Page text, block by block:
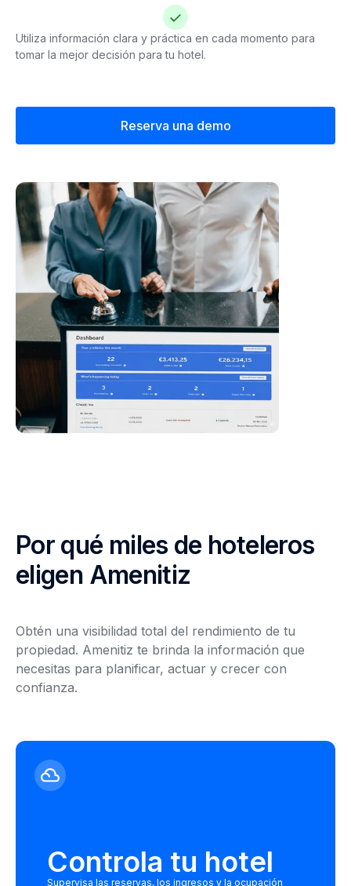
Utiliza información clara y práctica en cada momento para
tomar la mejor decisión para tu hotel.
Reserva una demo
Por qué miles de hoteleros
eligen Amenitiz
Obtén una visibilidad total del rendimiento de tu
propiedad. Amenitiz te brinda la información que
necesitas para planificar, actuar y crecer con
confianza.
Controla tu hotel
Supervisa las reservas, los ingresos y la ocupación